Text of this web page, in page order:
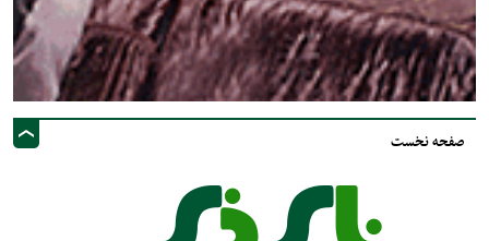
صفحه نخست